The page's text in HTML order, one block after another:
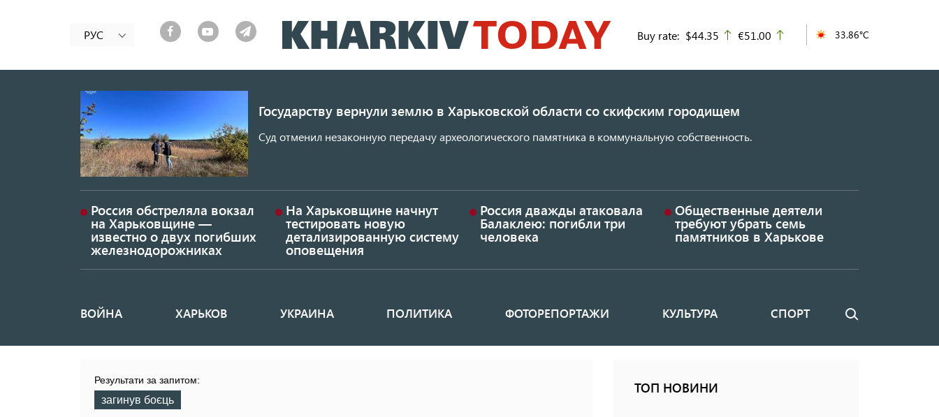
к
основному
РУС Buy rate: $44.35 up
€51.00 33.86°C
Государству вернули землю в Харьковской области со скифским городищем
Суд отменил незаконную передачу археологического памятника в коммунальную собственность.
Россия обстреляла вокзал
на Харьковщине —
известно о двух погибших
железнодорожниках
На Харьковщине начнут
тестировать новую
детализированную систему
оповещения
Россия дважды атаковала
Балаклею: погибли три
человека
Общественные деятели
требуют убрать семь
памятников в Харькове
Основная
ВОЙНА ХАРЬКОВ УКРАИНА ПОЛИТИКА ФОТОРЕПОРТАЖИ КУЛЬТУРА СПОРТ Поиск
Результати за запитом:
загинув боєць
ТОП НОВИНИ